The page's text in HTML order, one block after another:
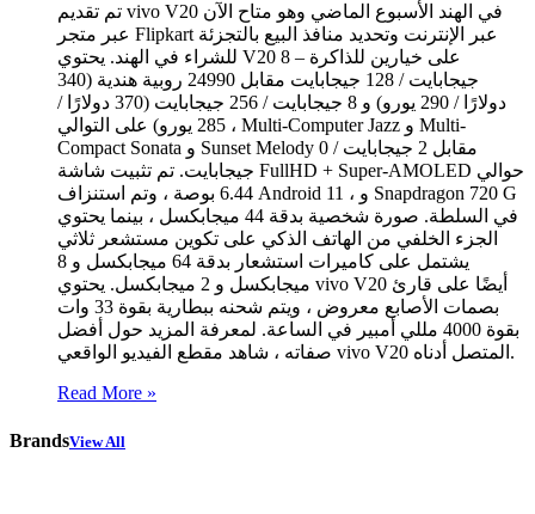
تم تقديم vivo V20 في الهند الأسبوع الماضي وهو متاح الآن
عبر متجر Flipkart عبر الإنترنت وتحديد منافذ البيع بالتجزئة
للشراء في الهند. يحتوي V20 على خيارين للذاكرة – 8
جيجابايت / 128 جيجابايت مقابل 24990 روبية هندية (340
دولارًا / 290 يورو) و 8 جيجابايت / 256 جيجابايت (370 دولارًا /
285 يورو) على التوالي ، Multi-Computer Jazz و Multi-
Compact Sonata و Sunset Melody مقابل 2 جيجابايت / 0
جيجابايت. تم تثبيت شاشة FullHD + Super-AMOLED حوالي
6.44 بوصة ، وتم استنزاف Android 11 ، و Snapdragon 720 G
في السلطة. صورة شخصية بدقة 44 ميجابكسل ، بينما يحتوي
الجزء الخلفي من الهاتف الذكي على تكوين مستشعر ثلاثي
يشتمل على كاميرات استشعار بدقة 64 ميجابكسل و 8
ميجابكسل و 2 ميجابكسل. يحتوي vivo V20 أيضًا على قارئ
بصمات الأصابع معروض ، ويتم شحنه ببطارية بقوة 33 وات
بقوة 4000 مللي أمبير في الساعة. لمعرفة المزيد حول أفضل
صفاته ، شاهد مقطع الفيديو الواقعي vivo V20 المتصل أدناه.
Read More »
BrandsView All